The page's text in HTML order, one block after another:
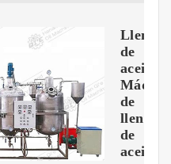
de
aceite,
de
llenado
de
aceite